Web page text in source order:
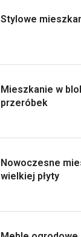
Stylowe
Mieszkanie w
przeróbek
Nowoczesne
wielkiej płyty